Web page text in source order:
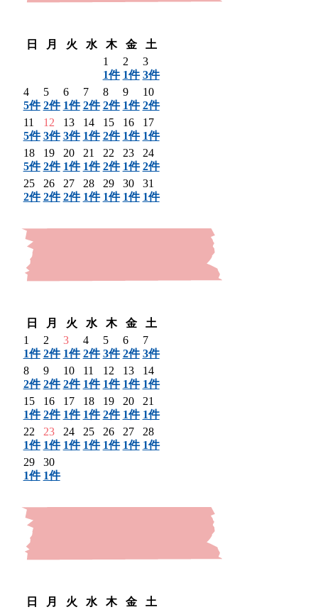
日
月 火 水 木 金
土
1
1件
2
1件
3
3件
4
5件
5
2件
6
1件
7
2件
8
2件
9
1件
10
2件
11
5件
12
3件
13
3件
14
1件
15
2件
16
1件
17
1件
18
5件
19
2件
20
1件
21
1件
22
2件
23
1件
24
2件
25
2件
26
2件
27
2件
28
1件
29
1件
30
1件
31
1件
日
月 火 水 木 金
土
1
1件
2
2件
3
1件
4
2件
5
3件
6
2件
7
3件
8
2件
9
2件
10
2件
11
1件
12
1件
13
1件
14
1件
15
1件
16
2件
17
1件
18
1件
19
2件
20
1件
21
1件
22
1件
23
1件
24
1件
25
1件
26
1件
27
1件
28
1件
29
1件
30
1件
日
月 火 水 木 金
土